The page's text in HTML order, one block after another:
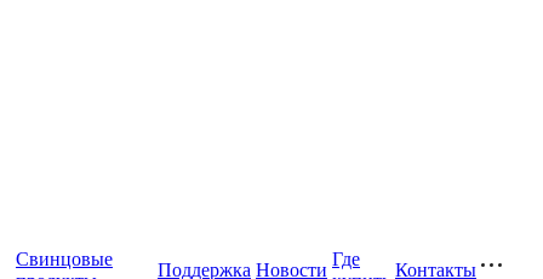
Свинцовые
Поддержка Новости
Где
Контакты